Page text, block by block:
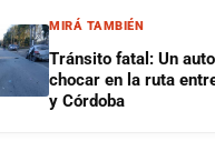
MIRÁ TAMBIÉN
Tránsito fatal: Un
chocar en la ruta
y Córdoba